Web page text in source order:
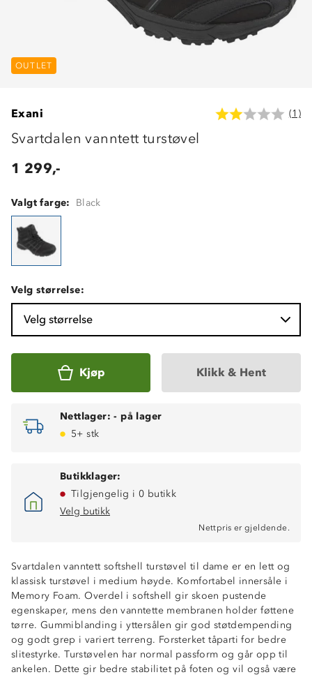
OUTLET
Exani (1)
Svartdalen vanntett turstøvel
1 299,-
Valgt farge: Black
Velg størrelse:
Velg størrelse
Kjøp Klikk & Hent
Nettlager: - på lager
5+ stk
Butikklager:
Tilgjengelig i 0 butikk
Velg butikk
Nettpris er gjeldende.
Svartdalen vanntett softshell turstøvel til dame er en lett og
klassisk turstøvel i medium høyde. Komfortabel innersåle i
Memory Foam. Overdel i softshell gir skoen pustende
egenskaper, mens den vanntette membranen holder føttene
tørre. Gummiblanding i yttersålen gir god støtdempending
og godt grep i variert terreng. Forsterket tåparti for bedre
slitestyrke. Turstøvelen har normal passform og går opp til
ankelen. Dette gir bedre stabilitet på foten og vil også være
Vanntett membran